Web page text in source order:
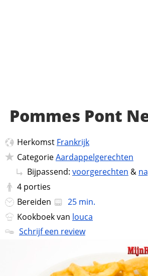
Pommes Pont
Herkomst Frankrijk
CategorieAardappelgerechten
Bijpassend: voorgerechten &
4 porties
Bereiden
25 min.
Kookboek van louca
Schrijf een review